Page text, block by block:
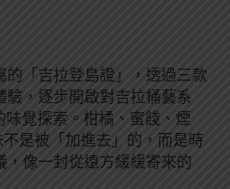
的「吉拉登島證」，透過三款
，逐步開啟對吉拉桶藝系
味覺探索。柑橘、蜜餞、煙
是被「加進去」的，而是時
，像一封從遠方緩緩寄來的